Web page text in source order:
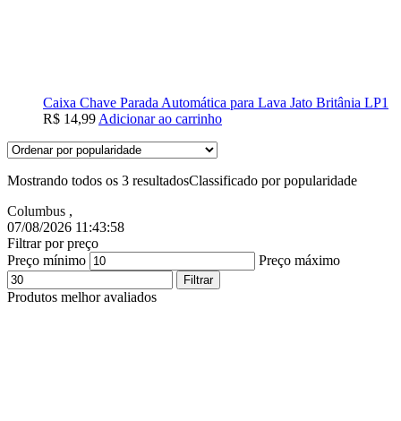
Caixa Chave Parada Automática para Lava Jato Britânia LP1
R$ 14,99Adicionar ao carrinho
Mostrando todos os 3 resultadosClassificado por popularidade
Columbus ,
07/08/2026 11:43:59
Filtrar por preço
Preço mínimo
Preço máximo
Filtrar
Produtos melhor avaliados